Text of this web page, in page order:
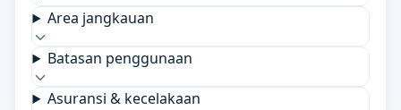
Area jangkauan
Batasan penggunaan
Asuransi & kecelakaan